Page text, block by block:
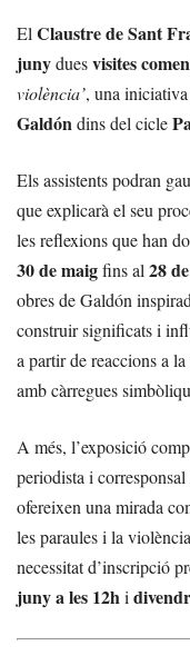
El Claustre de Sant
junyduesvisites
violència’, una
Galdóndins del cicle
Els assistents podran
que explicarà el seu
les reflexions que han
30 de maigfins al 28
obres de Galdón
construir significats i
a partir de reaccions a
amb càrregues
A més, l’exposició
periodista i corresponsal
ofereixen una mirada
les paraules i la
necessitat d’inscripció
juny a les 12hi